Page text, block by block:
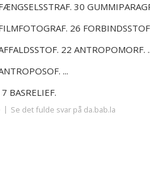
30
26
22 ANTROPOMORF.
...
BASRELIEF.
Se det fulde svar på da.bab.la